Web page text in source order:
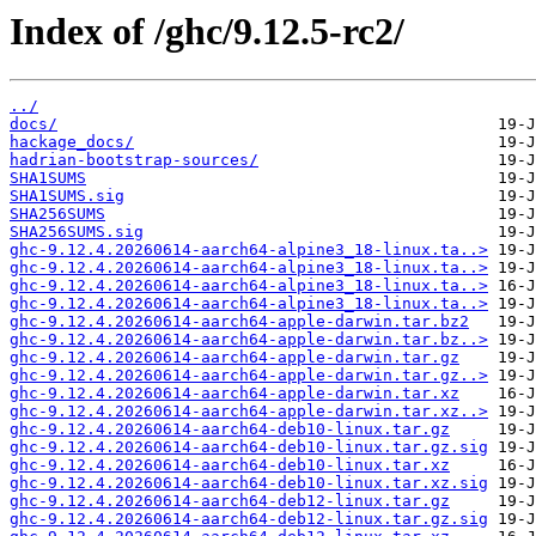
Index of /ghc/9.12.5-rc2/
../
docs/
hackage_docs/
hadrian-bootstrap-sources/
SHA1SUMS
SHA1SUMS.sig
SHA256SUMS
SHA256SUMS.sig
ghc-9.12.4.20260614-aarch64-alpine3_18-linux.ta..>
ghc-9.12.4.20260614-aarch64-alpine3_18-linux.ta..>
ghc-9.12.4.20260614-aarch64-alpine3_18-linux.ta..>
ghc-9.12.4.20260614-aarch64-alpine3_18-linux.ta..>
ghc-9.12.4.20260614-aarch64-apple-darwin.tar.bz2
ghc-9.12.4.20260614-aarch64-apple-darwin.tar.bz..>
ghc-9.12.4.20260614-aarch64-apple-darwin.tar.gz
ghc-9.12.4.20260614-aarch64-apple-darwin.tar.gz..>
ghc-9.12.4.20260614-aarch64-apple-darwin.tar.xz
ghc-9.12.4.20260614-aarch64-apple-darwin.tar.xz..>
ghc-9.12.4.20260614-aarch64-deb10-linux.tar.gz
ghc-9.12.4.20260614-aarch64-deb10-linux.tar.gz.sig
ghc-9.12.4.20260614-aarch64-deb10-linux.tar.xz
ghc-9.12.4.20260614-aarch64-deb10-linux.tar.xz.sig
ghc-9.12.4.20260614-aarch64-deb12-linux.tar.gz
ghc-9.12.4.20260614-aarch64-deb12-linux.tar.gz.sig